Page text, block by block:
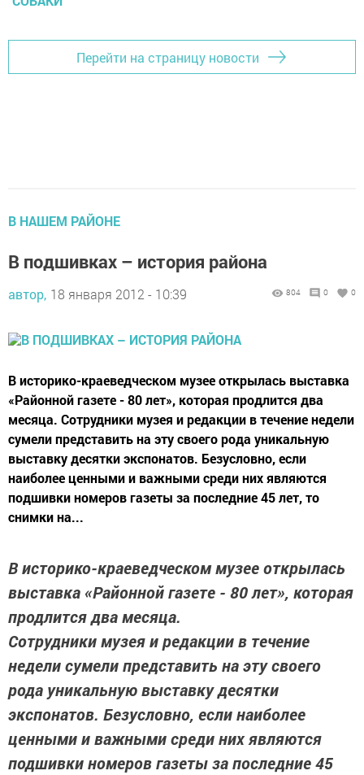
Перейти на страницу новости
В НАШЕМ РАЙОНЕ
В подшивках – история района
автор, 18 января 2012 - 10:39 804 0 0
В историко-краеведческом музее открылась выставка
«Районной газете - 80 лет», которая продлится два
месяца. Сотрудники музея и редакции в течение недели
сумели представить на эту своего рода уникальную
выставку десятки экспонатов. Безусловно, если
наиболее ценными и важными среди них являются
подшивки номеров газеты за последние 45 лет, то
снимки на...
В историко-краеведческом музее открылась
выставка «Районной газете - 80 лет», которая
продлится два месяца.
Сотрудники музея и редакции в течение
недели сумели представить на эту своего
рода уникальную выставку десятки
экспонатов. Безусловно, если наиболее
ценными и важными среди них являются
подшивки номеров газеты за последние 45